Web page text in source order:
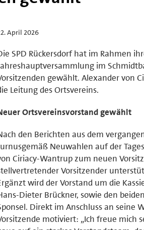
April 2026
SPD Rückersdorf hat im Rahmen
im
gewählt. Alexander von
Leitung des Ortsvereins.
Ortsvereinsvorstand gewählt
den Berichten aus dem
Neuwahlen auf der
Ciriacy-Wantrup zum neuen
Vorsitzender
wird der Vorstand um die
Dieter Brückner, sowie den
Direkt im Anschluss an seine
motiviert: „Ich freue mich